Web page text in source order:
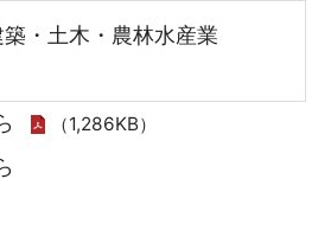
・土木・農林水産業
（1,286KB）